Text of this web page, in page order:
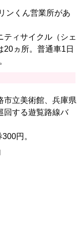
ンくん営業所があ
ティサイクル（シェ
20ヵ所。普通車1日
市立美術館、兵庫県
回する遊覧路線バ
円。